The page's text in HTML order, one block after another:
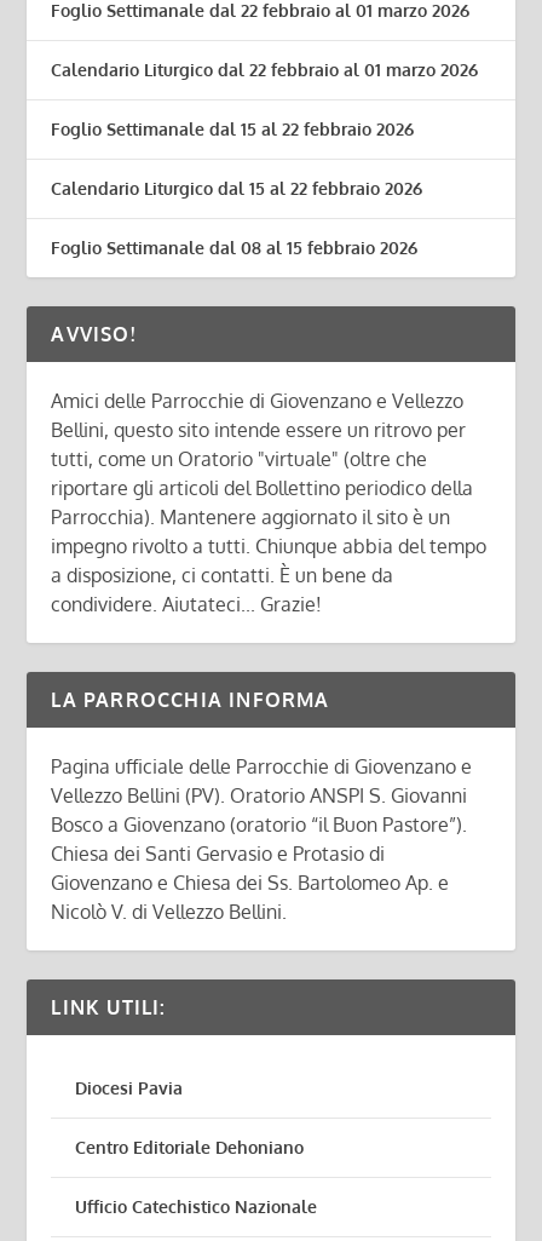
Foglio Settimanale dal 22 febbraio al 01 marzo 2026
Calendario Liturgico dal 22 febbraio al 01 marzo 2026
Foglio Settimanale dal 15 al 22 febbraio 2026
Calendario Liturgico dal 15 al 22 febbraio 2026
Foglio Settimanale dal 08 al 15 febbraio 2026
AVVISO!
Amici delle Parrocchie di Giovenzano e Vellezzo
Bellini, questo sito intende essere un ritrovo per
tutti, come un Oratorio "virtuale" (oltre che
riportare gli articoli del Bollettino periodico della
Parrocchia). Mantenere aggiornato il sito è un
impegno rivolto a tutti. Chiunque abbia del tempo
a disposizione, ci contatti. È un bene da
condividere. Aiutateci... Grazie!
LA PARROCCHIA INFORMA
Pagina ufficiale delle Parrocchie di Giovenzano e
Vellezzo Bellini (PV). Oratorio ANSPI S. Giovanni
Bosco a Giovenzano (oratorio “il Buon Pastore”).
Chiesa dei Santi Gervasio e Protasio di
Giovenzano e Chiesa dei Ss. Bartolomeo Ap. e
Nicolò V. di Vellezzo Bellini.
LINK UTILI:
Diocesi Pavia
Centro Editoriale Dehoniano
Ufficio Catechistico Nazionale